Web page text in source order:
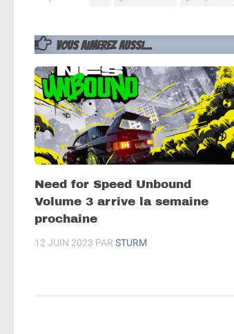
VOUS AIMEREZ AUSSI...
Need for Speed Unbound
Volume 3 arrive la semaine
prochaine
12 JUIN 2023 PAR STURM